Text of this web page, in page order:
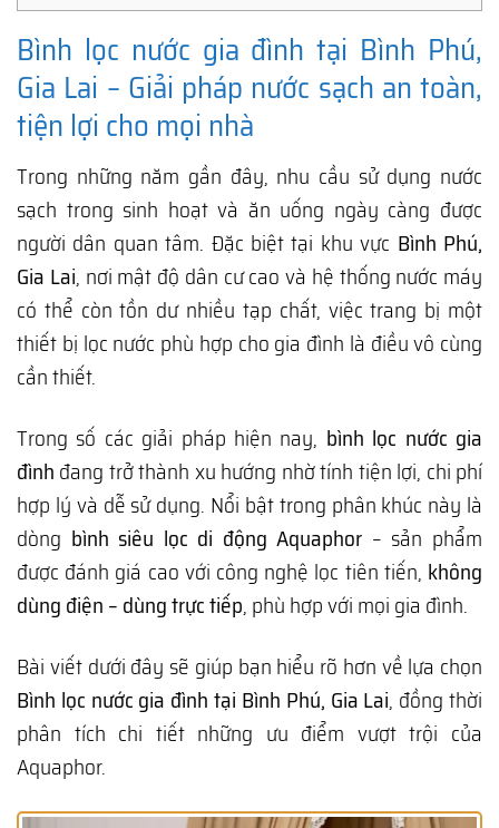
Bình lọc nước gia đình tại Bình Phú,
Gia Lai – Giải pháp nước sạch an toàn,
tiện lợi cho mọi nhà
Trong những năm gần đây, nhu cầu sử dụng nước
sạch trong sinh hoạt và ăn uống ngày càng được
người dân quan tâm. Đặc biệt tại khu vực Bình Phú,
Gia Lai, nơi mật độ dân cư cao và hệ thống nước máy
có thể còn tồn dư nhiều tạp chất, việc trang bị một
thiết bị lọc nước phù hợp cho gia đình là điều vô cùng
cần thiết.
Trong số các giải pháp hiện nay, bình lọc nước gia
đình đang trở thành xu hướng nhờ tính tiện lợi, chi phí
hợp lý và dễ sử dụng. Nổi bật trong phân khúc này là
dòng bình siêu lọc di động Aquaphor – sản phẩm
được đánh giá cao với công nghệ lọc tiên tiến, không
dùng điện – dùng trực tiếp, phù hợp với mọi gia đình.
Bài viết dưới đây sẽ giúp bạn hiểu rõ hơn về lựa chọn
Bình lọc nước gia đình tại Bình Phú, Gia Lai, đồng thời
phân tích chi tiết những ưu điểm vượt trội của
Aquaphor.